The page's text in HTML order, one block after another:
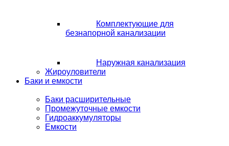
Комплектующие для
безнапорной канализации
Наружная канализация
Жироуловители
Баки и емкости
Баки расширительные
Промежуточные емкости
Гидроаккумуляторы
Емкости